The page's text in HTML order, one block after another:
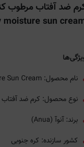
moisture sun
نام محصول: Anua Heartleaf Silky Moisture Sun Cream
نوع محصول: کرم ضد
برند: آنوآ (Anua)
کشور سازنده: کره جنوبی